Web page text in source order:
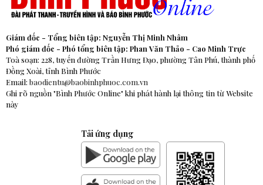
Giám đốc - Tổng biên tập: Nguyễn Thị Minh Nhâm
Phó giám đốc - Phó tổng biên tập: Phan Văn Thảo - Cao Minh Trực
Toà soạn: 228, tuyến đường Trần Hưng Đạo, phường Tân Phú, thành phố
Đồng Xoài, tỉnh Bình Phước
Email: baodientu@baobinhphuoc.com.vn
Ghi rõ nguồn "Bình Phước Online" khi phát hành lại thông tin từ Website
này
Tải ứng dụng